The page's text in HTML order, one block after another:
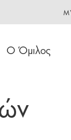
Ο Όμιλος